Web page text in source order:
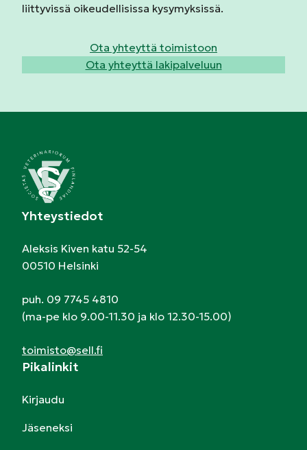
liittyvissä oikeudellisissa kysymyksissä.
Ota yhteyttä toimistoon
Ota yhteyttä lakipalveluun
Yhteystiedot
Aleksis Kiven katu 52-54
00510 Helsinki
puh. 09 7745 4810
(ma-pe klo 9.00-11.30 ja klo 12.30-15.00)
toimisto@sell.fi
Pikalinkit
Kirjaudu
Jäseneksi